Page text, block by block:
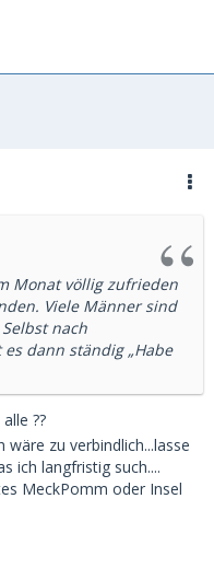
Monat völlig zufrieden
Viele Männer sind
nach
dann ständig „Habe
??
wäre zu verbindlich...lasse
ich langfristig such....
MeckPomm oder Insel